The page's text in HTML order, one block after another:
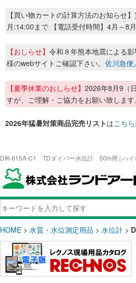
【買い物カートの計算方法のお知らせ
月:14:00まで 【電話受付時間】4月～8
【おしらせ】 令和８年熊本地震による
様のwebサイトご確認下さい。 佐川急便
【夏季休業のおしらせ】 2026年8月9（
すが、ご理解・ご協力をお願い致します
2026年猛暑対策商品完売リストはこちら
DIK-615A-C1 TDダイバー水位計 50m用 | ハイ
HOME > 水質・水位測定用品 > 水位計 >